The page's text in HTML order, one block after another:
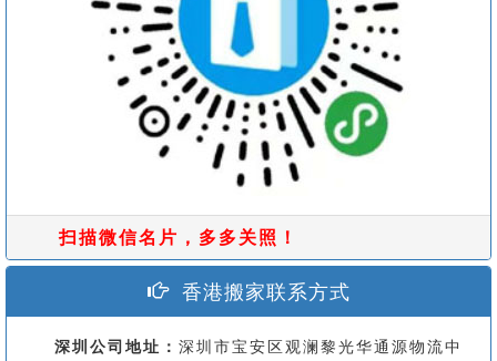
扫描微信名片，多多关照！
香港搬家联系方式
深圳公司地址： 深圳市宝安区观澜黎光华通源物流中